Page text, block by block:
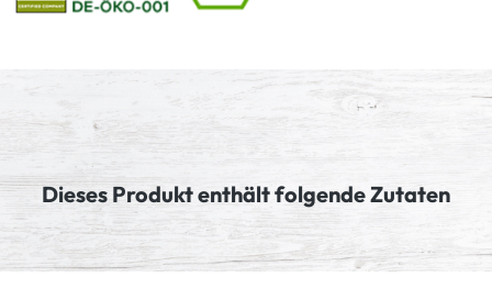
Dieses Produkt enthält folgende Zutaten